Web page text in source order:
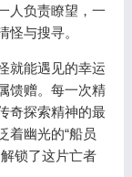
人负责瞭望，一
怪与搜寻。
能遇见的幸运
馈赠。每一次精
奇探索精神的最
着幽光的“船员
锁了这片亡者